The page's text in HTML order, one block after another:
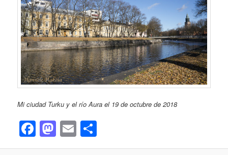
Mi ciudad Turku y el río Aura el 19 de octubre de 2018
Facebook
Mastodon
Email